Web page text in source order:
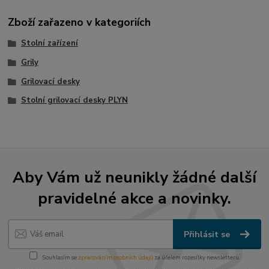
Zboží zařazeno v kategoriích
Stolní zařízení
Grily
Grilovací desky
Stolní grilovací desky PLYN
Aby Vám už neunikly žádné další
pravidelné akce a novinky.
Přihlásit se
Souhlasím se zpracováním osobních údajůza účelem rozesílky newsletteru.